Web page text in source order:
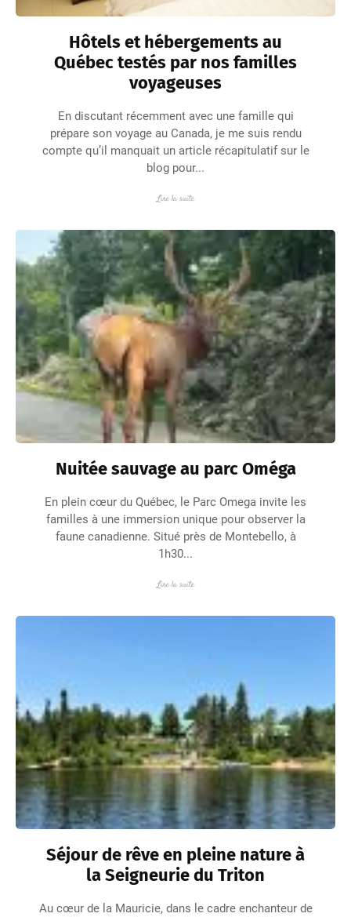
Hôtels et hébergements au
Québec testés par nos familles
voyageuses
En discutant récemment avec une famille qui
prépare son voyage au Canada, je me suis rendu
compte qu’il manquait un article récapitulatif sur le
blog pour...
Lire la suite
Nuitée sauvage au parc Oméga
En plein cœur du Québec, le Parc Omega invite les
familles à une immersion unique pour observer la
faune canadienne. Situé près de Montebello, à
1h30...
Lire la suite
Séjour de rêve en pleine nature à
la Seigneurie du Triton
Au cœur de la Mauricie, dans le cadre enchanteur de